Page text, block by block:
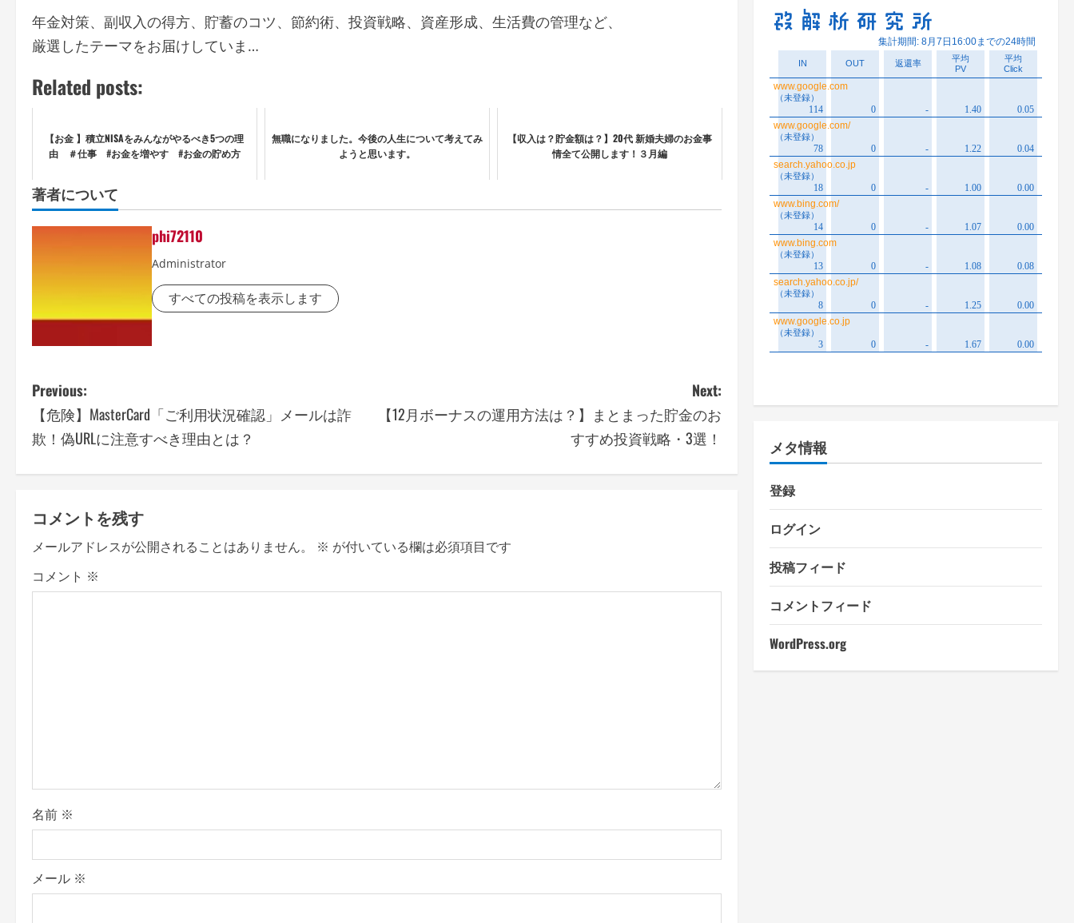
年金対策、副収入の得方、貯蓄のコツ、節約術、投資戦略、資産形成、生活費の管理など、
厳選したテーマをお届けしていま…
Related posts:
【お金 】積立NISAをみんながやるべき5つの理
由 ＃仕事 #お金を増やす #お金の貯め方
無職になりました。今後の人生について考えてみ
ようと思います。
【収入は？貯金額は？】20代 新婚夫婦のお金事
情全て公開します！３月編
著者について
phi72110
Administrator
すべての投稿を表示します
P
o
n
a
v
o
n
Previous:
【危険】MasterCard「ご利用状況確認」メールは詐
欺！偽URLに注意すべき理由とは？
Next:
【12月ボーナスの運用方法は？】まとまった貯金のお
すすめ投資戦略・3選！
コメントを残す
メールアドレスが公開されることはありません。 ※ が付いている欄は必須項目です
コメント ※
名前 ※
メール ※
メタ情報
登録
ログイン
投稿フィード
コメントフィード
WordPress.org